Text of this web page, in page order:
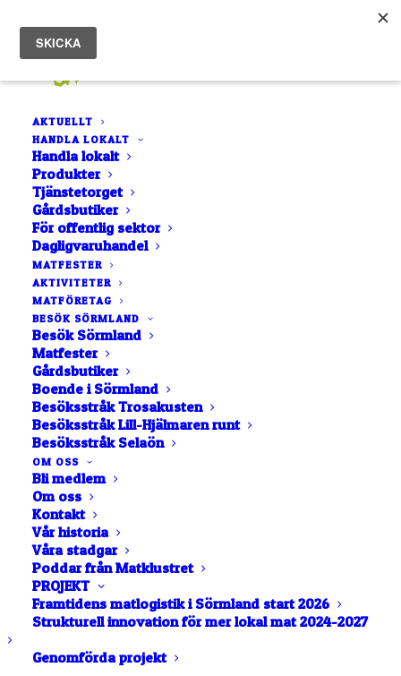
AKTUELLT
HANDLA LOKALT
Handla lokalt
Produkter
Tjänstetorget
Gårdsbutiker
För offentlig sektor
Dagligvaruhandel
MATFESTER
AKTIVITETER
MATFÖRETAG
BESÖK SÖRMLAND
Besök Sörmland
Matfester
Gårdsbutiker
Boende i Sörmland
Besöksstråk Trosakusten
Besöksstråk Lill-Hjälmaren runt
Besöksstråk Selaön
OM OSS
Bli medlem
Om oss
Kontakt
Vår historia
Våra stadgar
Poddar från Matklustret
PROJEKT
Framtidens matlogistik i Sörmland start 2026
Strukturell innovation för mer lokal mat 2024-2027
Genomförda projekt
Ny nummer av Stolt
Magasin.
22 MAJ, 2024
Magasinet Stolt mat i Sörmland är klart.